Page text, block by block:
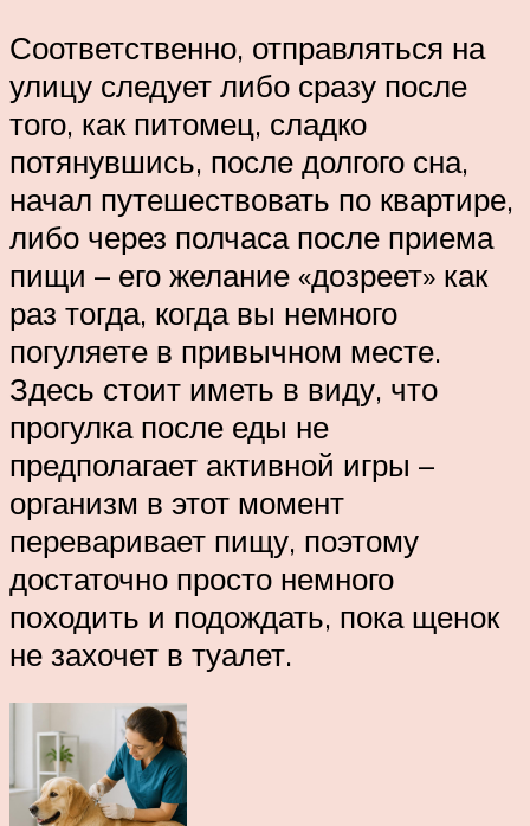
Соответственно, отправляться на
улицу следует либо сразу после
того, как питомец, сладко
потянувшись, после долгого сна,
начал путешествовать по квартире,
либо через полчаса после приема
пищи – его желание «дозреет» как
раз тогда, когда вы немного
погуляете в привычном месте.
Здесь стоит иметь в виду, что
прогулка после еды не
предполагает активной игры –
организм в этот момент
переваривает пищу, поэтому
достаточно просто немного
походить и подождать, пока щенок
не захочет в туалет.